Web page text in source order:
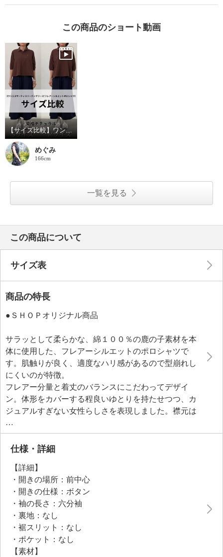
この商品のショート動画
【サイズ比較】ワンサイズ下がおすすめ
めぐみ
166cm
一覧を見る
この商品について
サイズ表
商品の特長
●ＳＨＯＰオリジナル商品
サラッとして柔らかな、綿１００％の鹿の子素材を本
体に使用した、フレアーシルエットのポロシャツで
す。肌触りが良く、適度なハリ感があるので型崩れし
にくいのが特徴。
フレアー分量と着丈のバランスにこだわってデザイ
ン。体形をカバーする程良いゆとりを持たせつつ、カ
ジュアルすぎない女性らしさを表現しました。襟元は
シャープな印象を与える立ち襟デザインで、胸元には
さりげなく“ｙ”のイニシャル刺しゅうをほどこし上品
なアクセントをプラス。六分袖設計で気になる二の腕
た。きれいめスタイルからカジュアルまで幅広く対応
し、ジャケットやブルゾンのインナーとしても活躍す
る大人の上質カジュアルアイテムです。
仕様・詳細
【詳細】
・開きの場所：前中心
・開きの仕様：ボタン
・袖の長さ：六分袖
・裏地：なし
・裾スリット：なし
・ポケット：なし
【素材】